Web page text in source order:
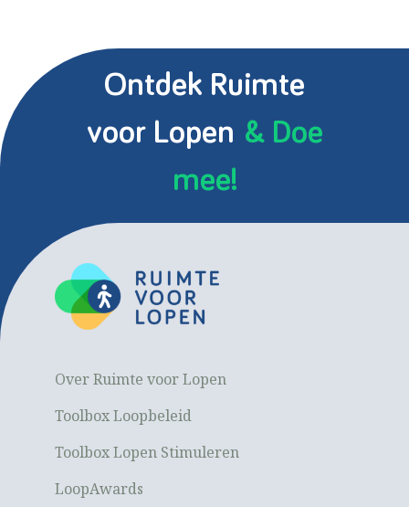
Ontdek Ruimte
voor Lopen & Doe
mee!
Over Ruimte voor Lopen
Toolbox Loopbeleid
Toolbox Lopen Stimuleren
LoopAwards